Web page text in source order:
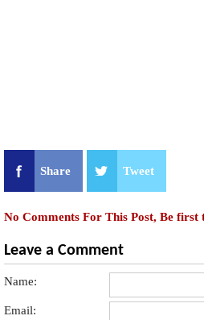
Share Tweet
No Comments For This Post, Be first
Leave a Comment
Name:
Email: